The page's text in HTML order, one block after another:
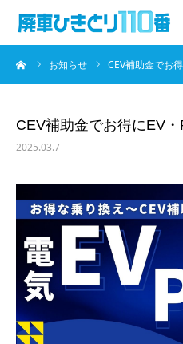
お知らせ CEV補助金でお
CEV補助金でお得にEV
2025.03.7
廃車･事故車の買取
お役立ち情報
お知らせ
会社概要